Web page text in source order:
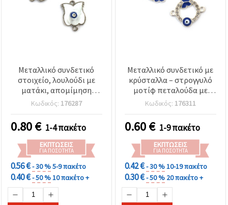
Μεταλλικό συνδετικό
στοιχείο, λουλούδι με
ματάκι, απομίμηση
σεντεφιού, ασημί χρώμα,
17x13x3 mm, οπή: 1 mm -
Κωδικός: 176287
0.80€ 1-4 πακέτο
ΕΚΠΤΏΣΕΙΣ
ΓΙΑ ΠΟΣΌΤΗΤΑ
0.56 €- 30 %5-9 πακέτο
0.40 €- 50 %10 πακέτο +
Μεταλλικό συνδετικό με
κρύσταλλα – στρογγυλό
μοτίφ πεταλούδα με
μπλε ματάκι, σε ασημί
τόνο, 20x18x2 mm, οπή:
1.5 mm – 2 τεμ.
Κωδικός: 176311
0.60€ 1-9 πακέτο
ΕΚΠΤΏΣΕΙΣ
ΓΙΑ ΠΟΣΌΤΗΤΑ
0.42 €- 30 %10-19 πακέτο
0.30 €- 50 % 20 πακέτο +